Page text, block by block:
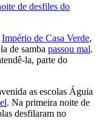
de desfiles do
Império de Casa Verde,
de samba passou mal.
la, parte do
as escolas Águia
. Na primeira noite de
desfilaram no